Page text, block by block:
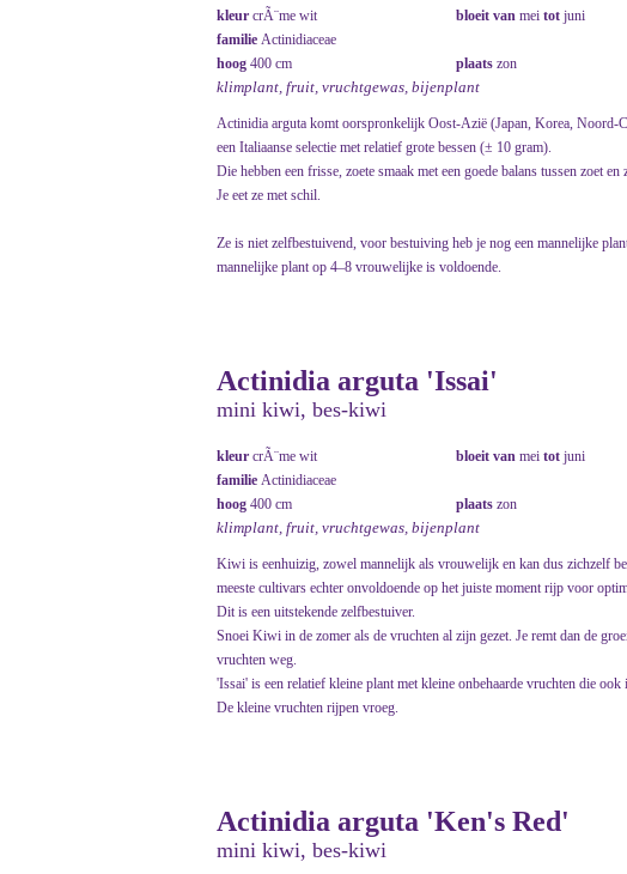
kleur crÃ¨me wit bloeit van mei tot juni
familie Actinidiaceae
hoog 400 cm plaats zon
klimplant, fruit, vruchtgewas, bijenplant
Actinidia arguta komt oorspronkelijk Oost-Azië (Japan, Korea, Noord-
een Italiaanse selectie met relatief grote bessen (± 10 gram).
Die hebben een frisse, zoete smaak met een goede balans tussen zoet en
Je eet ze met schil.
Ze is niet zelfbestuivend, voor bestuiving heb je nog een mannelijke
mannelijke plant op 4–8 vrouwelijke is voldoende.
Actinidia arguta 'Issai'
mini kiwi, bes-kiwi
kleur crÃ¨me wit bloeit van mei tot juni
familie Actinidiaceae
hoog 400 cm plaats zon
klimplant, fruit, vruchtgewas, bijenplant
Kiwi is eenhuizig, zowel mannelijk als vrouwelijk en kan dus zichzelf
meeste cultivars echter onvoldoende op het juiste moment rijp voor
Dit is een uitstekende zelfbestuiver.
Snoei Kiwi in de zomer als de vruchten al zijn gezet. Je remt dan de
vruchten weg.
'Issai' is een relatief kleine plant met kleine onbehaarde vruchten die
De kleine vruchten rijpen vroeg.
Actinidia arguta 'Ken's Red'
mini kiwi, bes-kiwi